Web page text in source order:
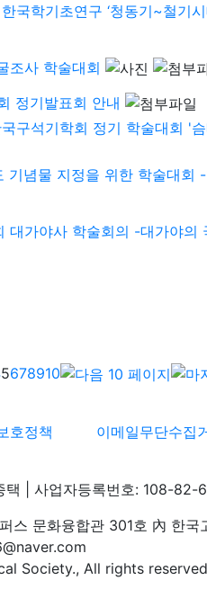
국학기초연구 ‘청동기~철기
조사 학술대회
정기발표회 안내
구석기학회 정기 학술대회 '
기념물 지정을 위한 학술대회
대가야사 학술회의 -대가야의
5678910
호정책 이메일무단수집
택 | 사업자등록번호: 108-82-
스 문화융합관 301호 內 한
Society., All rights